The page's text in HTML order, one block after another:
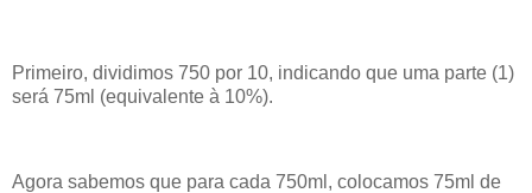
Primeiro, dividimos 750 por 10, indicando que uma parte (1)
será 75ml (equivalente à 10%).
Agora sabemos que para cada 750ml, colocamos 75ml de